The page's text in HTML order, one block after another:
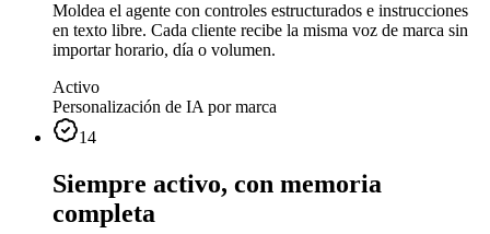
Moldea el agente con controles estructurados e instrucciones
en texto libre. Cada cliente recibe la misma voz de marca sin
importar horario, día o volumen.
Activo
Personalización de IA por marca
14
Siempre activo, con memoria
completa